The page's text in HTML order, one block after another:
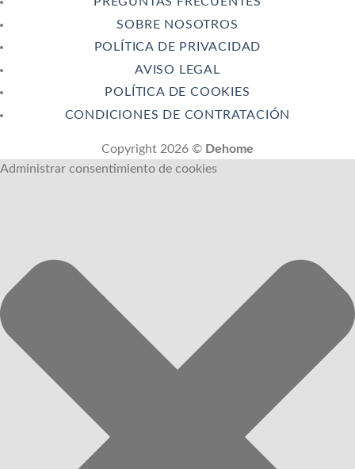
SOBRE NOSOTROS
POLÍTICA DE PRIVACIDAD
AVISO LEGAL
POLÍTICA DE COOKIES
CONDICIONES DE CONTRATACIÓN
Copyright 2026 © Dehome
Administrar consentimiento de cookies